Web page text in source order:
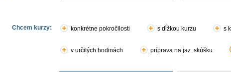
Chcem kurzy: konkrétne pokročilosti s dĺžkou kurzu s
v určitých hodinách príprava na jaz. skúšku